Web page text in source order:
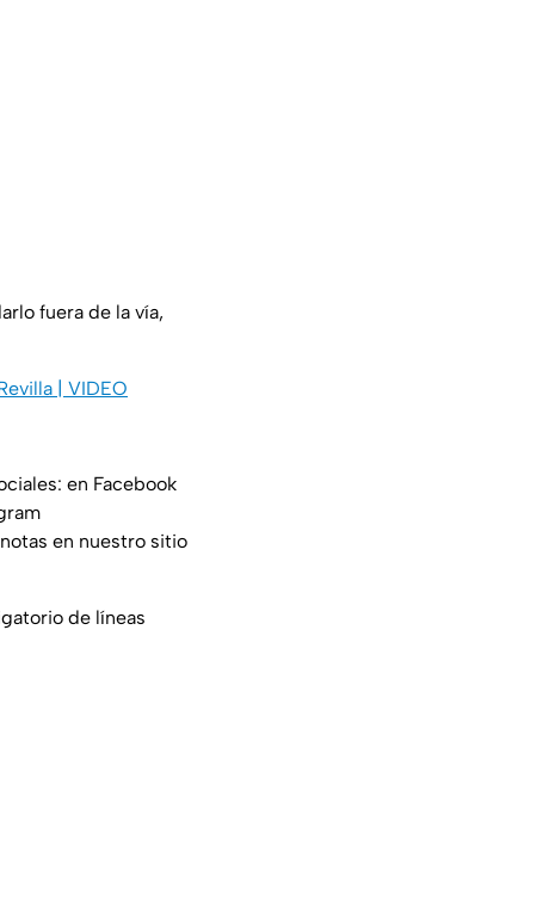
fuera de la vía,
| VIDEO
en Facebook
en nuestro sitio
de líneas